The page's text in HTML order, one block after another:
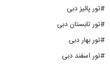
#تور پائیز دبی
#تور تابستان دبی
#تور بهار دبی
#تور اسفند دبی